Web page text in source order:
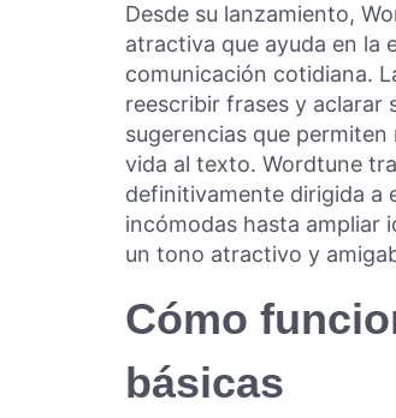
Desde su lanzamiento,
atractiva que ayuda en la
comunicación cotidiana.
reescribir frases y aclarar
sugerencias que
vida al texto. Wordtune
definitivamente dirigida a
incómodas hasta ampliar
un tono atractivo y
Cómo
básicas